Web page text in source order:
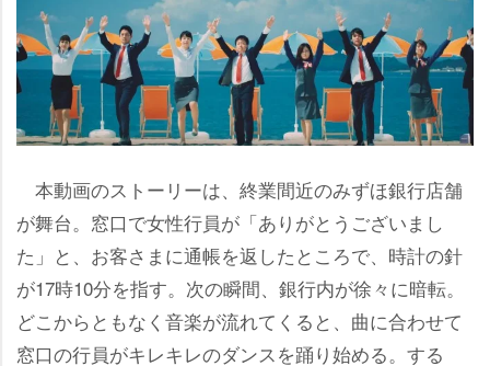
本動画のストーリーは、終業間近のみずほ銀行店舗
が舞台。窓口で女性行員が「ありがとうございまし
た」と、お客さまに通帳を返したところで、時計の針
が17時10分を指す。次の瞬間、銀行内が徐々に暗転。
どこからともなく音楽が流れてくると、曲に合わせて
窓口の行員がキレキレのダンスを踊り始める。する